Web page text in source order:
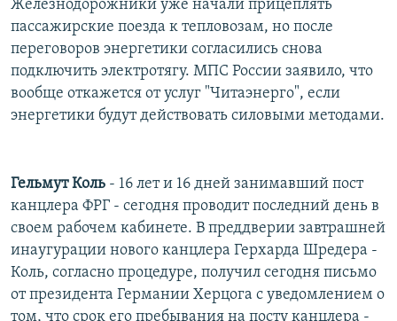
Железнодорожники уже начали прицеплять
пассажирские поезда к тепловозам, но после
переговоров энергетики согласились снова
подключить электротягу. МПС России заявило, что
вообще откажется от услуг "Читаэнерго", если
энергетики будут действовать силовыми методами.
Гельмут Коль - 16 лет и 16 дней занимавший пост
канцлера ФРГ - сегодня проводит последний день в
своем рабочем кабинете. В преддверии завтрашней
инаугурации нового канцлера Герхарда Шредера -
Коль, согласно процедуре, получил сегодня письмо
от президента Германии Херцога с уведомлением о
том, что срок его пребывания на посту канцлера -